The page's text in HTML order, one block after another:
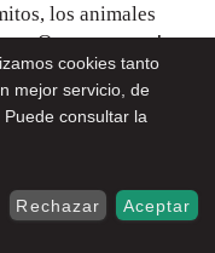
los animales
¡Os esperamos!
Seu Vella.
cookies tanto
mejor servicio, de
consultar la
Rechazar Aceptar